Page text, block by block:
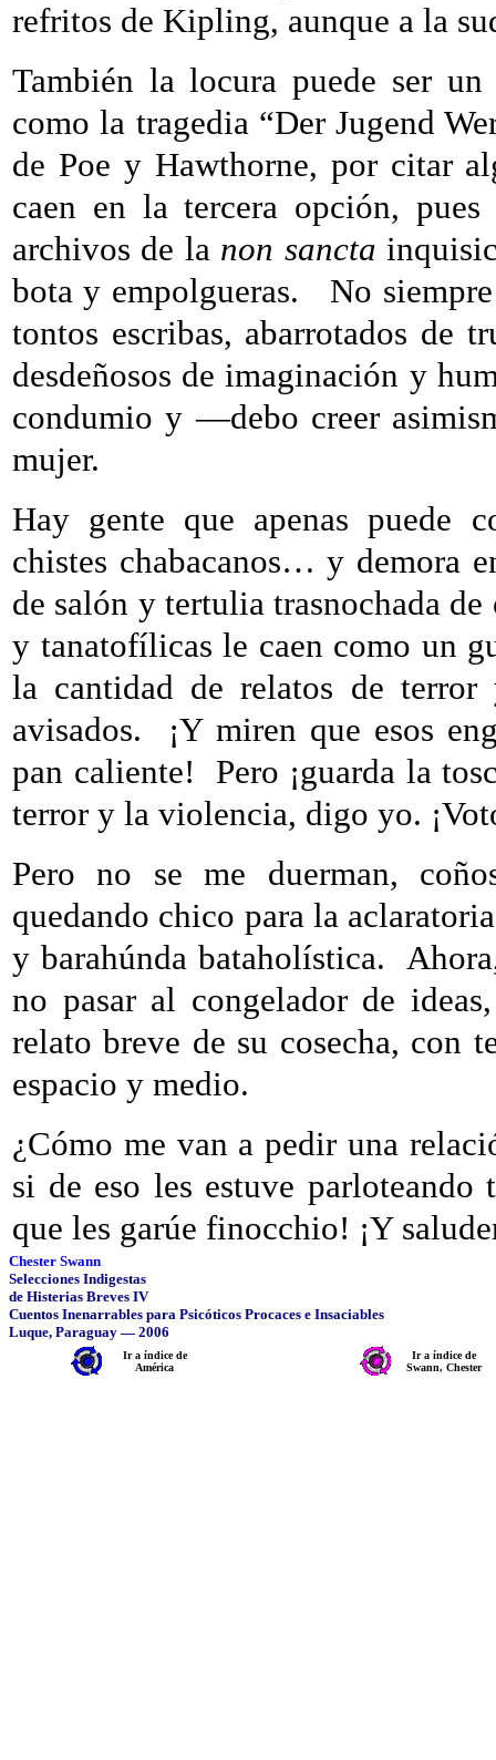
refritos de Kipling, aunque a la
También la locura puede ser
como la tragedia “Der Jugend
de Poe y Hawthorne, por citar
caen en la tercera opción,
archivos de la non sancta
bota y empolgueras.
No
tontos escribas, abarrotados de
desdeñosos de imaginación y
condumio y —debo creer
mujer.
Hay gente que apenas puede
chistes chabacanos… y demora
de salón y tertulia trasnochada de
y tanatofílicas le caen como un
la cantidad de relatos de
avisados.
¡Y miren que esos
pan caliente!
Pero ¡guarda la
terror y la violencia, digo yo.
Pero no se me duerman,
quedando chico para la
y barahúnda bataholística.
no pasar al congelador de
relato breve de su cosecha, con
espacio y medio.
¿Cómo me van a pedir una
si de eso les estuve parloteando
que les garúe finocchio! ¡Y
Chester Swann
Selecciones Indigestas
de Histerias Breves IV
Cuentos Inenarrables para Psicóticos Procaces e Insaciables
Luque, Paraguay — 2006
Ir a índice de
América
Ir a índice de
Swann, Chester